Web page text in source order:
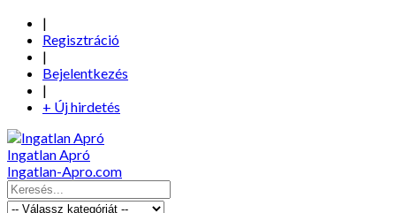
|
Regisztráció
|
Bejelentkezés
|
+ Új hirdetés
Ingatlan Apró
Ingatlan-Apro.com